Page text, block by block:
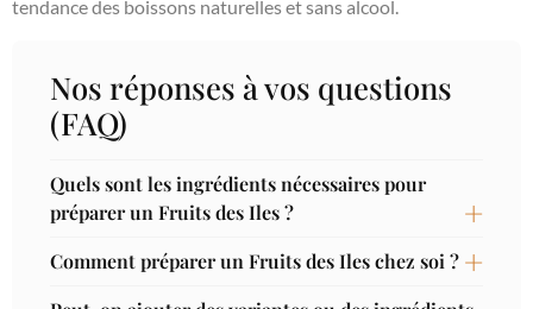
tendance des boissons naturelles et sans alcool.
Nos réponses à vos questions
(FAQ)
Quels sont les ingrédients nécessaires pour
préparer un Fruits des Iles ?
Comment préparer un Fruits des Iles chez soi ?